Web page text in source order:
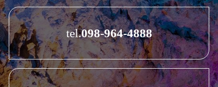
tel.098-964-4888